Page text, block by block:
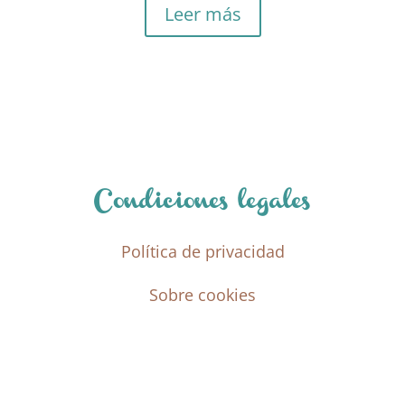
original
era:
es:
Leer más
Condiciones legales
Política de privacidad
Sobre cookies